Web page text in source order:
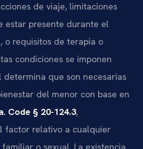
de viaje, limitaciones
estar presente durante el
o requisitos de terapia o
condiciones se imponen
que son necesarias
del menor con base en
Code § 20-124.3,
factor relativo a cualquier